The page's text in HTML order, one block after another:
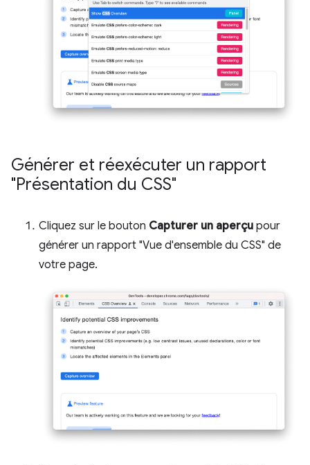
Générer et réexécuter un rapport
"Présentation du CSS"
Cliquez sur le bouton Capturer un aperçu pour
générer un rapport "Vue d'ensemble du CSS" de
votre page.